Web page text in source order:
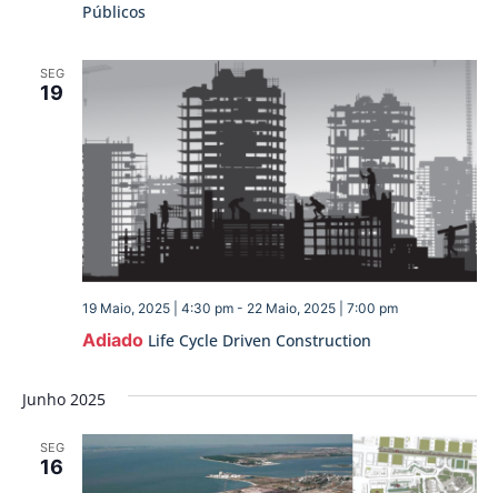
Públicos
SEG
19
Adiado Life Cycle Driven Construction
19 Maio, 2025 | 4:30 pm- 22 Maio, 2025 | 7:00 pm
Junho 2025
SEG
16